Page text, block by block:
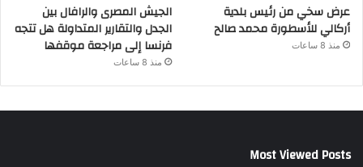
عرض سخي من رئيس بلدية
أركالي للأسطورة محمد صالح
منذ 8 ساعات
الجيش المصرى والرافال بين
الجدل والتقارير المتداولة هل تتجه
فرنسا إلى مراجعة موقفها
منذ 8 ساعات
Most Viewed Posts